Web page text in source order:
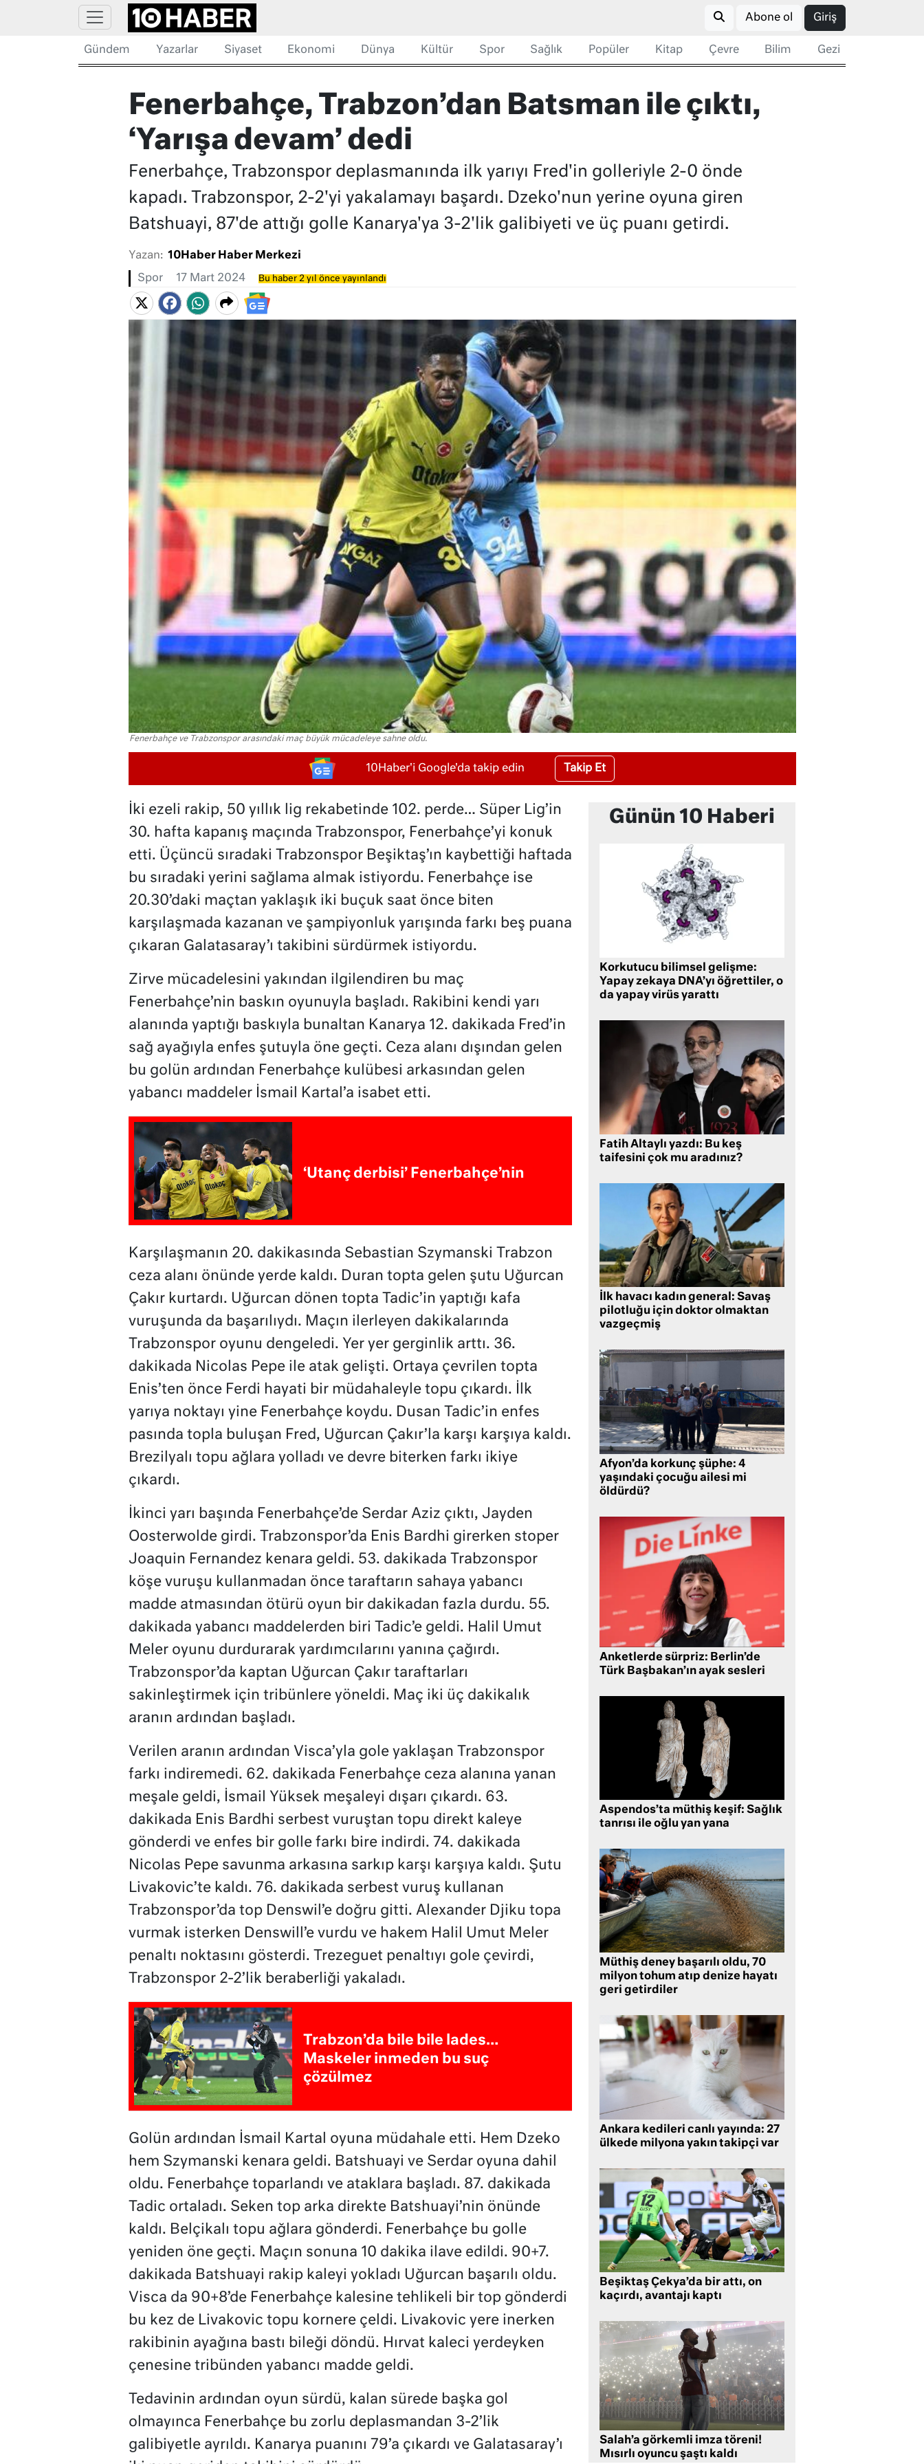
Abone ol Giriş
Gündem Yazarlar Siyaset Ekonomi Dünya Kültür Spor Sağlık Popüler Kitap Çevre Bilim Gezi
Fenerbahçe, Trabzon’dan Batsman ile çıktı,
‘Yarışa devam’ dedi
Fenerbahçe, Trabzonspor deplasmanında ilk yarıyı Fred'in golleriyle 2-0 önde
kapadı. Trabzonspor, 2-2'yi yakalamayı başardı. Dzeko'nun yerine oyuna giren
Batshuayi, 87'de attığı golle Kanarya'ya 3-2'lik galibiyeti ve üç puanı getirdi.
Yazan: 10Haber Haber Merkezi
Spor 17 Mart 2024 Bu haber 2 yıl önce yayınlandı
Fenerbahçe ve Trabzonspor arasındaki maç büyük mücadeleye sahne oldu.
10Haber'i Google'da takip edin Takip Et
İki ezeli rakip, 50 yıllık lig rekabetinde 102. perde… Süper Lig’in
30. hafta kapanış maçında Trabzonspor, Fenerbahçe’yi konuk
etti. Üçüncü sıradaki Trabzonspor Beşiktaş’ın kaybettiği haftada
bu sıradaki yerini sağlama almak istiyordu. Fenerbahçe ise
20.30’daki maçtan yaklaşık iki buçuk saat önce biten
karşılaşmada kazanan ve şampiyonluk yarışında farkı beş puana
çıkaran Galatasaray’ı takibini sürdürmek istiyordu.
Zirve mücadelesini yakından ilgilendiren bu maç
Fenerbahçe’nin baskın oyunuyla başladı. Rakibini kendi yarı
alanında yaptığı baskıyla bunaltan Kanarya 12. dakikada Fred’in
sağ ayağıyla enfes şutuyla öne geçti. Ceza alanı dışından gelen
bu golün ardından Fenerbahçe kulübesi arkasından gelen
yabancı maddeler İsmail Kartal’a isabet etti.
‘Utanç derbisi’ Fenerbahçe’nin
Karşılaşmanın 20. dakikasında Sebastian Szymanski Trabzon
ceza alanı önünde yerde kaldı. Duran topta gelen şutu Uğurcan
Çakır kurtardı. Uğurcan dönen topta Tadic’in yaptığı kafa
vuruşunda da başarılıydı. Maçın ilerleyen dakikalarında
Trabzonspor oyunu dengeledi. Yer yer gerginlik arttı. 36.
dakikada Nicolas Pepe ile atak gelişti. Ortaya çevrilen topta
Enis’ten önce Ferdi hayati bir müdahaleyle topu çıkardı. İlk
yarıya noktayı yine Fenerbahçe koydu. Dusan Tadic’in enfes
pasında topla buluşan Fred, Uğurcan Çakır’la karşı karşıya kaldı.
Brezilyalı topu ağlara yolladı ve devre biterken farkı ikiye
çıkardı.
İkinci yarı başında Fenerbahçe’de Serdar Aziz çıktı, Jayden
Oosterwolde girdi. Trabzonspor’da Enis Bardhi girerken stoper
Joaquin Fernandez kenara geldi. 53. dakikada Trabzonspor
köşe vuruşu kullanmadan önce taraftarın sahaya yabancı
madde atmasından ötürü oyun bir dakikadan fazla durdu. 55.
dakikada yabancı maddelerden biri Tadic’e geldi. Halil Umut
Meler oyunu durdurarak yardımcılarını yanına çağırdı.
Trabzonspor’da kaptan Uğurcan Çakır taraftarları
sakinleştirmek için tribünlere yöneldi. Maç iki üç dakikalık
aranın ardından başladı.
Verilen aranın ardından Visca’yla gole yaklaşan Trabzonspor
farkı indiremedi. 62. dakikada Fenerbahçe ceza alanına yanan
meşale geldi, İsmail Yüksek meşaleyi dışarı çıkardı. 63.
dakikada Enis Bardhi serbest vuruştan topu direkt kaleye
gönderdi ve enfes bir golle farkı bire indirdi. 74. dakikada
Nicolas Pepe savunma arkasına sarkıp karşı karşıya kaldı. Şutu
Livakovic’te kaldı. 76. dakikada serbest vuruş kullanan
Trabzonspor’da top Denswil’e doğru gitti. Alexander Djiku topa
vurmak isterken Denswill’e vurdu ve hakem Halil Umut Meler
penaltı noktasını gösterdi. Trezeguet penaltıyı gole çevirdi,
Trabzonspor 2-2’lik beraberliği yakaladı.
Trabzon’da bile bile lades…
Maskeler inmeden bu suç
çözülmez
Golün ardından İsmail Kartal oyuna müdahale etti. Hem Dzeko
hem Szymanski kenara geldi. Batshuayi ve Serdar oyuna dahil
oldu. Fenerbahçe toparlandı ve ataklara başladı. 87. dakikada
Tadic ortaladı. Seken top arka direkte Batshuayi’nin önünde
kaldı. Belçikalı topu ağlara gönderdi. Fenerbahçe bu golle
yeniden öne geçti. Maçın sonuna 10 dakika ilave edildi. 90+7.
dakikada Batshuayi rakip kaleyi yokladı Uğurcan başarılı oldu.
Visca da 90+8’de Fenerbahçe kalesine tehlikeli bir top gönderdi
bu kez de Livakovic topu kornere çeldi. Livakovic yere inerken
rakibinin ayağına bastı bileği döndü. Hırvat kaleci yerdeyken
çenesine tribünden yabancı madde geldi.
Tedavinin ardından oyun sürdü, kalan sürede başka gol
olmayınca Fenerbahçe bu zorlu deplasmandan 3-2’lik
galibiyetle ayrıldı. Kanarya puanını 79’a çıkardı ve Galatasaray’ı
Günün 10 Haberi
Korkutucu bilimsel gelişme:
Yapay zekaya DNA’yı öğrettiler, o
da yapay virüs yarattı
Fatih Altaylı yazdı: Bu keş
taifesini çok mu aradınız?
İlk havacı kadın general: Savaş
pilotluğu için doktor olmaktan
vazgeçmiş
Afyon’da korkunç şüphe: 4
yaşındaki çocuğu ailesi mi
öldürdü?
Anketlerde sürpriz: Berlin’de
Türk Başbakan’ın ayak sesleri
Aspendos’ta müthiş keşif: Sağlık
tanrısı ile oğlu yan yana
Müthiş deney başarılı oldu, 70
milyon tohum atıp denize hayatı
geri getirdiler
Ankara kedileri canlı yayında: 27
ülkede milyona yakın takipçi var
Beşiktaş Çekya’da bir attı, on
kaçırdı, avantajı kaptı
Salah’a görkemli imza töreni!
Mısırlı oyuncu şaştı kaldı